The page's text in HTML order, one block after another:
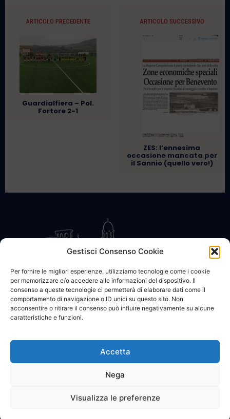
Gestisci Consenso Cookie
Per fornire le migliori esperienze, utilizziamo tecnologie come i cookie
per memorizzare e/o accedere alle informazioni del dispositivo. Il
consenso a queste tecnologie ci permetterà di elaborare dati come il
comportamento di navigazione o ID unici su questo sito. Non
acconsentire o ritirare il consenso può influire negativamente su alcune
caratteristiche e funzioni.
Accetta
Nega
Visualizza le preferenze
ARTICOLO PRECEDENTE
Guardialfiera – Pol.
Fortore 2-1
ARTICOLO SUCCESSIVO
ZES: l’ennesima
occasione mancata per
il Sannio (quello vero!)
CONTATTACI COOKIE POLICY PRIVACY
© 2002 - 2026 SanBartolomeo.info :::: powered by Go Web snc |